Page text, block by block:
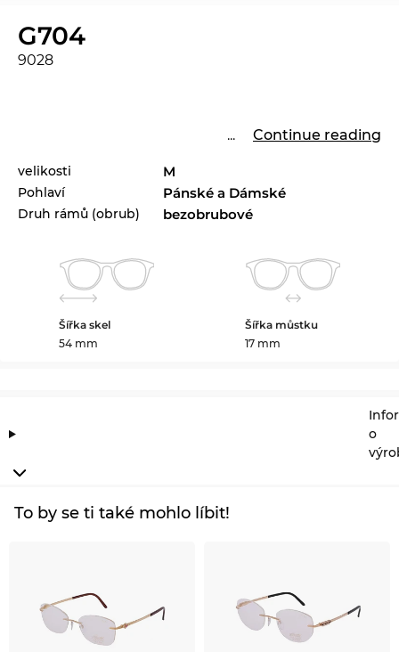
G704
9028
... Continue reading
velikosti M
Pohlaví Pánské a Dámské
Druh rámů (obrub) bezobrubové
Šířka skel
54 mm
Šířka můstku
17 mm
o
To by se ti také mohlo líbit!